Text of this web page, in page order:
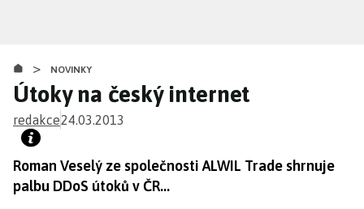
obsahu
> NOVINKY
Útoky na český internet
redakce24.03.2013
Roman Veselý ze společnosti ALWIL Trade shrnuje
palbu DDoS útoků v ČR...